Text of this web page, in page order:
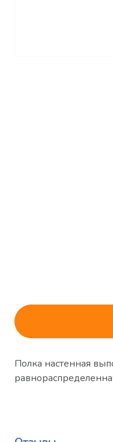
Полка настенная